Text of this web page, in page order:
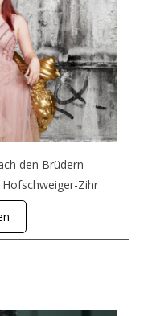
den Brüdern
Zihr